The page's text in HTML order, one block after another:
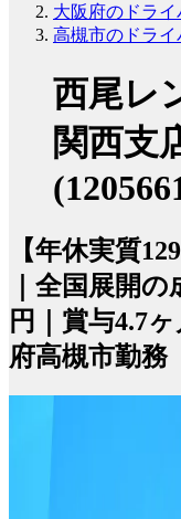
大阪府のドライ
高槻市のドライ
西尾レ
関西支
【年休実質
｜全国展開
円｜賞与4.7
府高槻市勤務